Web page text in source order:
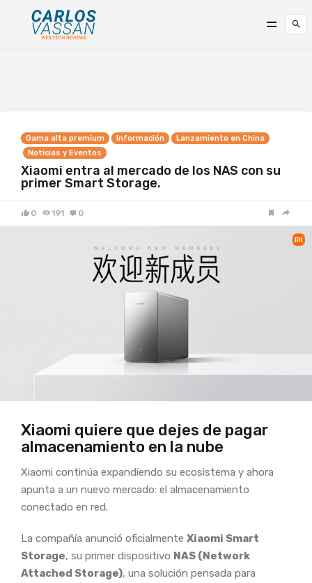
Gama alta premium Información
Lanzamiento en China
Noticias y Eventos
Xiaomi entra al mercado de los NAS con su
primer Smart Storage.
0 191 0
Xiaomi quiere que dejes de pagar
almacenamiento en la nube
Xiaomi continúa expandiendo su ecosistema y ahora
apunta a un nuevo mercado: el almacenamiento
conectado en red.
La compañía anunció oficialmente Xiaomi Smart
Storage, su primer dispositivo NAS (Network
Attached Storage), una solución pensada para